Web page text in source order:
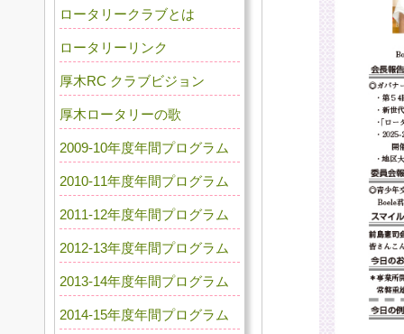
ロータリークラブとは
ロータリーリンク
厚木RC クラブビジョン
厚木ロータリーの歌
2009-10年度年間プログラム
2010-11年度年間プログラム
2011-12年度年間プログラム
2012-13年度年間プログラム
2013-14年度年間プログラム
2014-15年度年間プログラム